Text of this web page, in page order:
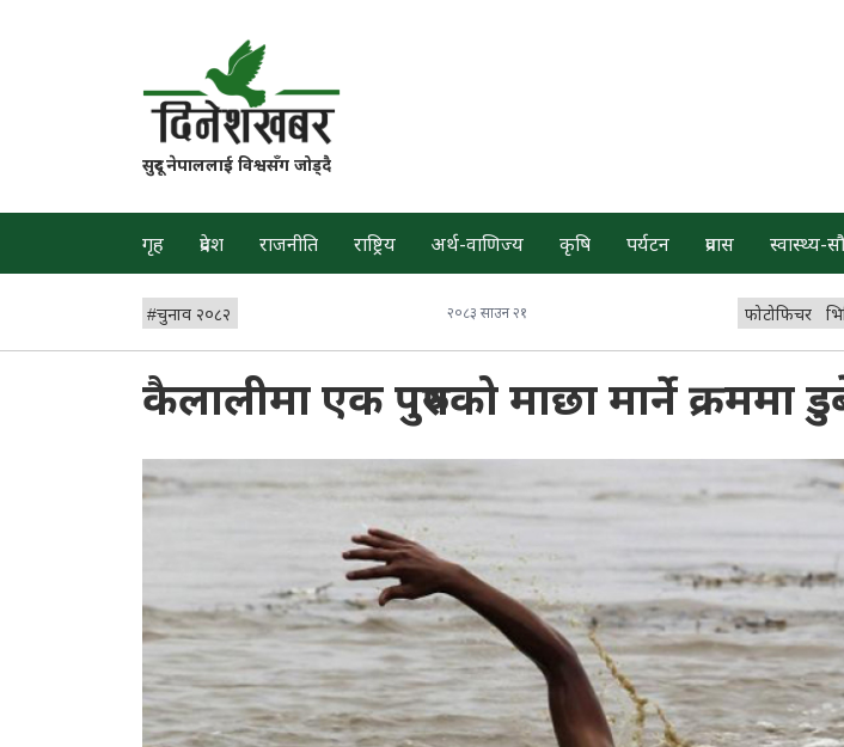
सुदूर नेपाललाई विश्वसँग जोड्दै
गृह प्रदेश राजनीति राष्ट्रिय अर्थ-वाणिज्य कृषि पर्यटन प्रवास स्वास्थ्य-
#चुनाव २०८२ २०८३ साउन २१ फोटोफिचर
कैलालीमा एक पुरुषको माछा मार्ने क्रममा